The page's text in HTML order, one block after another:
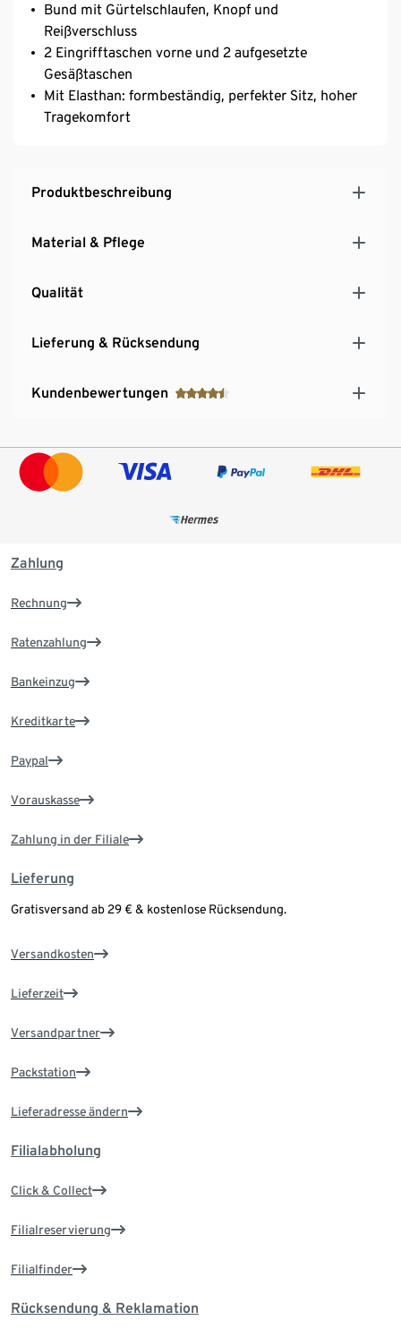
Bund mit Gürtelschlaufen, Knopf und
Reißverschluss
2 Eingrifftaschen vorne und 2 aufgesetzte
Gesäßtaschen
Mit Elasthan: formbeständig, perfekter Sitz, hoher
Tragekomfort
Produktbeschreibung
Material & Pflege
Qualität
Lieferung & Rücksendung
Kundenbewertungen
Zahlung
Rechnung
Ratenzahlung
Bankeinzug
Kreditkarte
Paypal
Vorauskasse
Zahlung in der Filiale
Lieferung
Gratisversand ab 29 € & kostenlose Rücksendung.
Versandkosten
Lieferzeit
Versandpartner
Packstation
Lieferadresse ändern
Filialabholung
Click & Collect
Filialreservierung
Filialfinder
Rücksendung & Reklamation